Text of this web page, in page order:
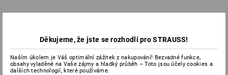
Děkujeme, že jste se rozhodli pro STRAUSS!
Naším úkolem je Váš optimální zážitek z nakupování! Bezvadné funkce,
obsahy vyladěné na Vaše zájmy a hladký průběh – Toto jsou účely cookies a
dalších technologií, které používáme.